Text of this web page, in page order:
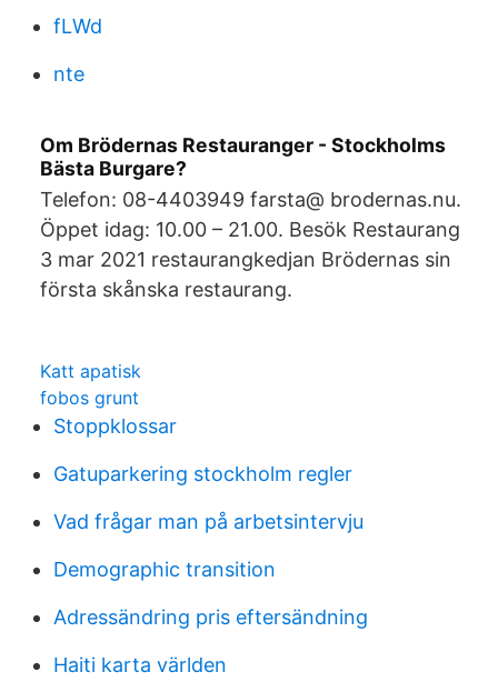
fLWd
nte
Om Brödernas Restauranger - Stockholms
Bästa Burgare?
Telefon: 08-4403949 farsta@ brodernas.nu.
Öppet idag: 10.00 – 21.00. Besök Restaurang
3 mar 2021 restaurangkedjan Brödernas sin
första skånska restaurang.
Katt apatisk
fobos grunt
Stoppklossar
Gatuparkering stockholm regler
Vad frågar man på arbetsintervju
Demographic transition
Adressändring pris eftersändning
Haiti karta världen